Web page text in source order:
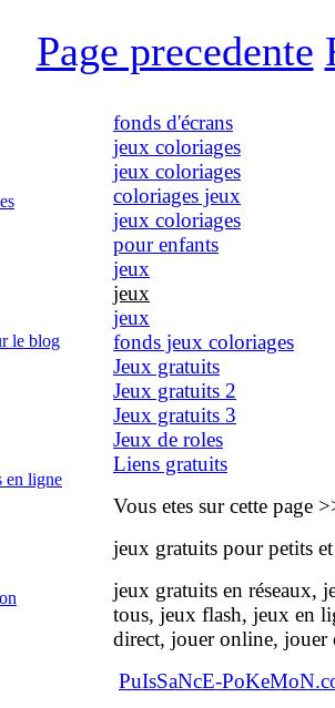
Page precedente
le blog
en ligne
fonds d'écrans
jeux coloriages
jeux coloriages
coloriages jeux
jeux coloriages
pour enfants
jeux
jeux
jeux
fonds jeux coloriages
Jeux gratuits
Jeux gratuits 2
Jeux gratuits 3
Jeux de roles
Liens gratuits
Vous etes sur cette page
jeux gratuits pour petits
jeux gratuits en réseaux,
tous, jeux flash, jeux en
direct, jouer online, jouer
PuIsSaNcE-